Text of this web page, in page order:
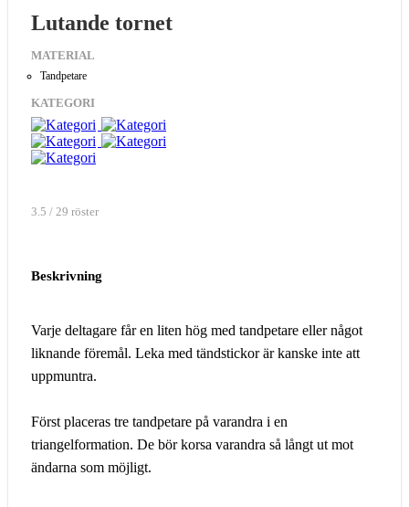
Lutande tornet
MATERIAL
Tandpetare
KATEGORI
3.5 / 29 röster
Beskrivning
Varje deltagare får en liten hög med tandpetare eller något
liknande föremål. Leka med tändstickor är kanske inte att
uppmuntra.
Först placeras tre tandpetare på varandra i en
triangelformation. De bör korsa varandra så långt ut mot
ändarna som möjligt.